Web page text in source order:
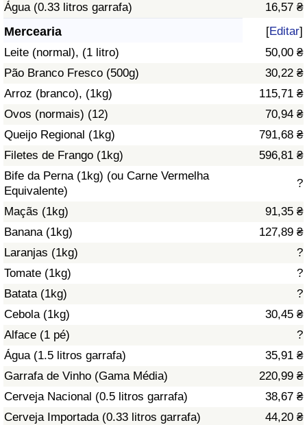
Água (0.33 litros garrafa)
16,57 ₴
Mercearia [Editar]
Leite (normal), (1 litro)
50,00 ₴
Pão Branco Fresco (500g)
30,22 ₴
Arroz (branco), (1kg)
115,71 ₴
Ovos (normais) (12)
70,94 ₴
Queijo Regional (1kg)
791,68 ₴
Filetes de Frango (1kg)
596,81 ₴
Bife da Perna (1kg) (ou Carne Vermelha
Equivalente)
?
Maçãs (1kg)
91,35 ₴
Banana (1kg)
127,89 ₴
Laranjas (1kg)
?
Tomate (1kg)
?
Batata (1kg)
?
Cebola (1kg)
30,45 ₴
Alface (1 pé)
?
Água (1.5 litros garrafa)
35,91 ₴
Garrafa de Vinho (Gama Média)
220,99 ₴
Cerveja Nacional (0.5 litros garrafa)
38,67 ₴
Cerveja Importada (0.33 litros garrafa)
44,20 ₴
Índice de criminalidade por país
Saúde
Indicador de Saúde (Atual)
Indicador de Saúde
Indicador de Saúde por País
Poluição
Índice de poluição
Indicador de Poluição por País
Trânsito
Indicador de Trânsito
Indicador de Trânsito (Atual)